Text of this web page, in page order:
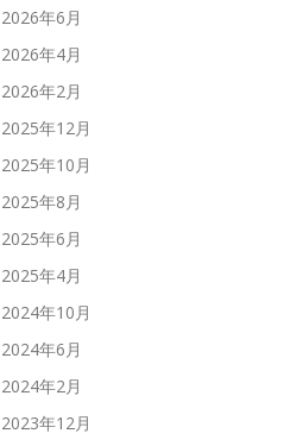
2026年6月
2026年4月
2026年2月
2025年12月
2025年10月
2025年8月
2025年6月
2025年4月
2024年10月
2024年6月
2024年2月
2023年12月